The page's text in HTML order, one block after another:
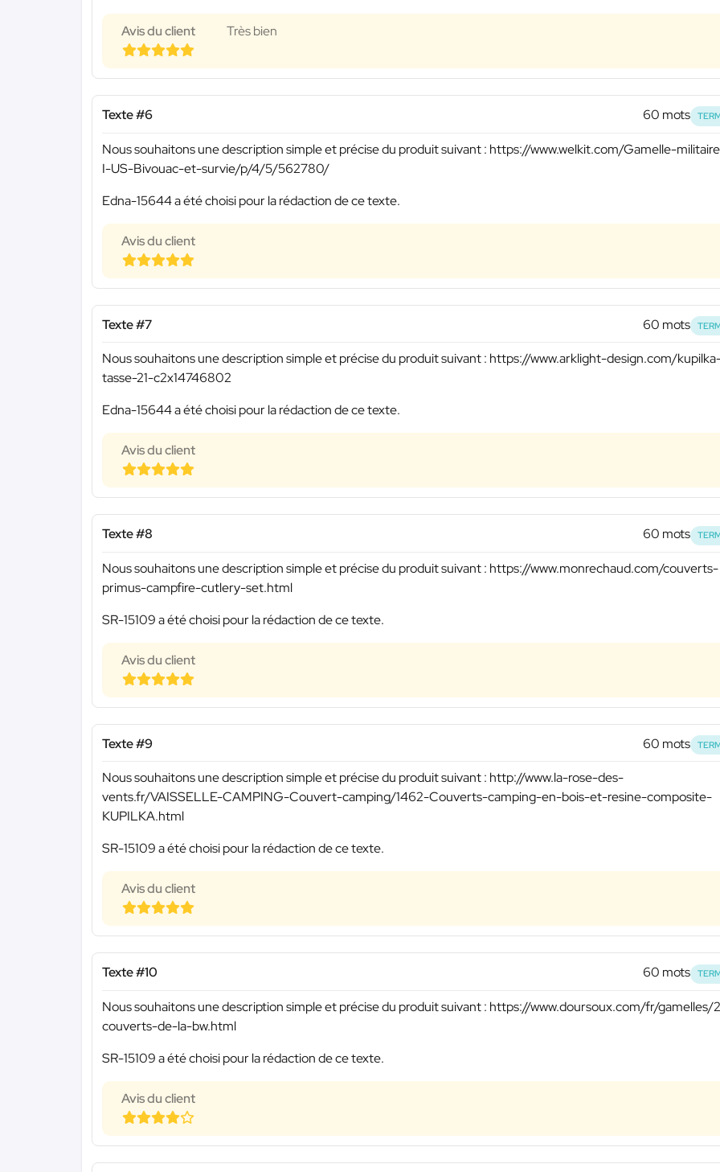
Avis du client Très bien
Texte #6 60 mots
Nous souhaitons une description simple et précise du produit suivant : https://www.welkit.com/Gamelle-
I-US-Bivouac-et-survie/p/4/5/562780/
Edna-15644 a été choisi pour la rédaction de ce texte.
Avis du client
Texte #7 60 mots
Nous souhaitons une description simple et précise du produit suivant : https://www.arklight-design.com/
tasse-21-c2x14746802
Edna-15644 a été choisi pour la rédaction de ce texte.
Avis du client
Texte #8 60 mots
Nous souhaitons une description simple et précise du produit suivant : https://www.monrechaud.com/couverts-
primus-campfire-cutlery-set.html
SR-15109 a été choisi pour la rédaction de ce texte.
Avis du client
Texte #9 60 mots
Nous souhaitons une description simple et précise du produit suivant : http://www.la-rose-des-
vents.fr/VAISSELLE-CAMPING-Couvert-camping/1462-Couverts-camping-en-bois-et-resine-composite-
KUPILKA.html
SR-15109 a été choisi pour la rédaction de ce texte.
Avis du client
Texte #10 60 mots
Nous souhaitons une description simple et précise du produit suivant : https://www.doursoux.com/fr/
couverts-de-la-bw.html
SR-15109 a été choisi pour la rédaction de ce texte.
Avis du client